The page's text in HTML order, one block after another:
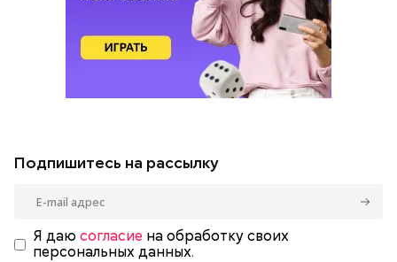
Подпишитесь на рассылку
Я даю согласие на обработку своих
персональных данных.